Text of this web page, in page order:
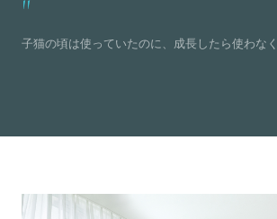
子猫の頃は使っていたのに、成長したら使わな